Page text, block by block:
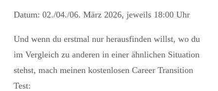
Datum: 02./04./06. März 2026, jeweils 18:00 Uhr
Und wenn du erstmal nur herausfinden willst, wo du
im Vergleich zu anderen in einer ähnlichen Situation
stehst, mach meinen kostenlosen Career Transition
Test: